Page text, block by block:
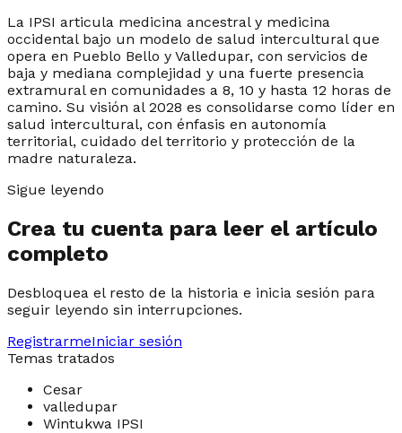
La IPSI articula medicina ancestral y medicina
occidental bajo un modelo de salud intercultural que
opera en Pueblo Bello y Valledupar, con servicios de
baja y mediana complejidad y una fuerte presencia
extramural en comunidades a 8, 10 y hasta 12 horas de
camino. Su visión al 2028 es consolidarse como líder en
salud intercultural, con énfasis en autonomía
territorial, cuidado del territorio y protección de la
madre naturaleza.
Sigue leyendo
Crea tu cuenta para leer el artículo
completo
Desbloquea el resto de la historia e inicia sesión para
seguir leyendo sin interrupciones.
RegistrarmeIniciar sesión
Temas tratados
Cesar
valledupar
Wintukwa IPSI